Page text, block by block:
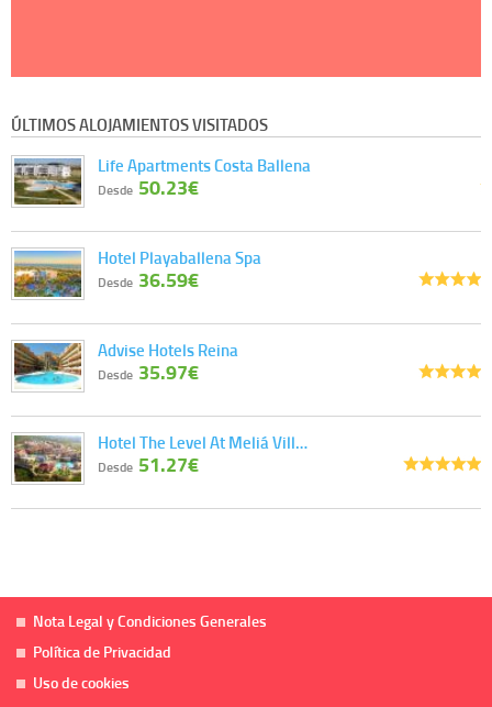
ÚLTIMOS ALOJAMIENTOS VISITADOS
Life Apartments Costa Ballena
Desde 50.23€
Hotel Playaballena Spa
Desde 36.59€
Advise Hotels Reina
Desde 35.97€
Hotel The Level At Meliá Vill…
Desde 51.27€
Nota Legal y Condiciones Generales
Política de Privacidad
Uso de cookies